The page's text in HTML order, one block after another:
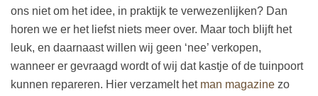
ons niet om het idee, in praktijk te verwezenlijken? Dan
horen we er het liefst niets meer over. Maar toch blijft het
leuk, en daarnaast willen wij geen ‘nee’ verkopen,
wanneer er gevraagd wordt of wij dat kastje of de tuinpoort
kunnen repareren. Hier verzamelt het man magazine zo